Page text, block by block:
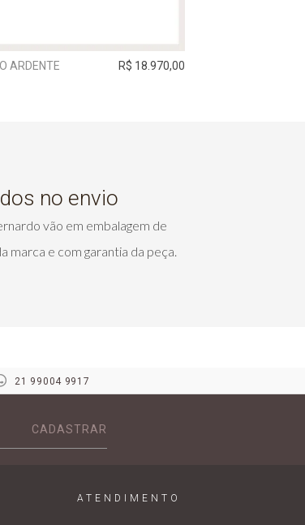
ARDENTE R$ 18.970,00
no envio
vão em embalagem de
marca e com garantia da peça.
21 99004 9917
CADASTRAR
ATENDIMENTO